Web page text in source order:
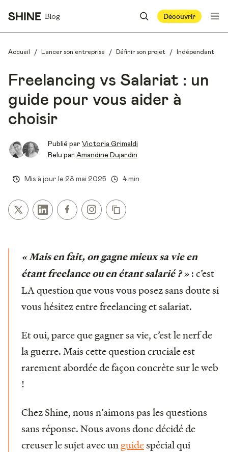
Blog Découvrir
Accueil / Lancer son entreprise / Définir son projet / Indépendant
Freelancing vs Salariat : un
guide pour vous aider à
choisir
Publié par Victoria Grimaldi
Relu par Amandine Dujardin
Mis à jour le 28 mai 2025 4 min
« Mais en fait, on gagne mieux sa vie en
étant freelance ou en étant salarié ? » : c’est
LA question que vous vous posez sans doute si
vous hésitez entre freelancing et salariat.
Et oui, parce que gagner sa vie, c’est le nerf de
la guerre. Mais cette question cruciale est
rarement abordée de façon concrète sur le web
!
Chez Shine, nous n’aimons pas les questions
sans réponse. Nous avons donc décidé de
creuser le sujet avec unguidespécial qui